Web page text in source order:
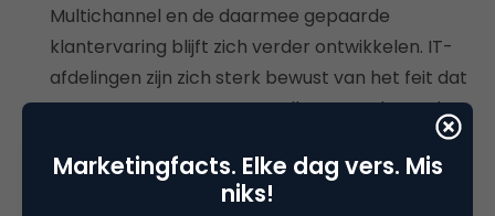
Multichannel en de daarmee gepaarde
klantervaring blijft zich verder ontwikkelen. IT-
afdelingen zijn zich sterk bewust van het feit dat
e-commercesystemen sneller veranderen dan
traditionele systemen. Multichannel omvat de
hele organisatie, dus een nieuwe benadering op
het gebied van systeemontwikkeling is gewenst.
Marketingfacts. Elke dag vers. Mis
niks!